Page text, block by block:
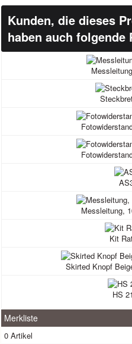
Kunden, die dieses
haben auch folgende
Messleitung,
Kit
Skirted Knopf
HS
Merkliste
0 Artikel